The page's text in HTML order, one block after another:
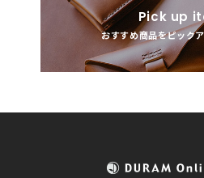
Pick up
おすすめ商品をピック